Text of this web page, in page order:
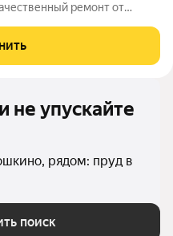
ремонт от
всё, что нужно для
не упускайте
рядом: пруд в
поиск